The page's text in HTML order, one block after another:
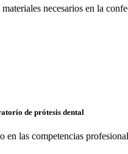
necesarios en la
de prótesis dental
las competencias